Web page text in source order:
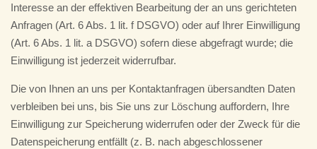
Interesse an der effektiven Bearbeitung der an uns gerichteten
Anfragen (Art. 6 Abs. 1 lit. f DSGVO) oder auf Ihrer Einwilligung
(Art. 6 Abs. 1 lit. a DSGVO) sofern diese abgefragt wurde; die
Einwilligung ist jederzeit widerrufbar.
Die von Ihnen an uns per Kontaktanfragen übersandten Daten
verbleiben bei uns, bis Sie uns zur Löschung auffordern, Ihre
Einwilligung zur Speicherung widerrufen oder der Zweck für die
Datenspeicherung entfällt (z. B. nach abgeschlossener